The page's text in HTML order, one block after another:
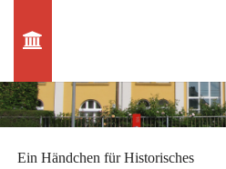
Ein Händchen für Historisches